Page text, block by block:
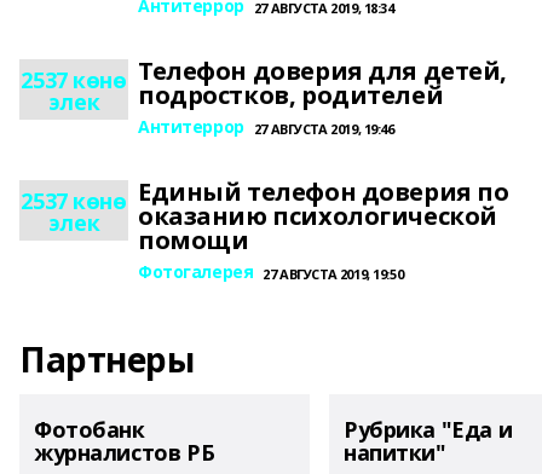
Антитеррор 27 АВГУСТА 2019, 18:34
2537 көнө
элек
Телефон доверия для детей,
подростков, родителей
Антитеррор 27 АВГУСТА 2019, 19:46
2537 көнө
элек
Единый телефон доверия по
оказанию психологической
помощи
Фотогалерея 27 АВГУСТА 2019, 19:50
Партнеры
Фотобанк
журналистов РБ
Рубрика "Еда и
напитки"